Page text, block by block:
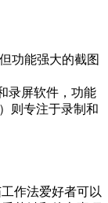
功能强大的截图
录屏软件，功能
则专注于录制和
作法爱好者可以